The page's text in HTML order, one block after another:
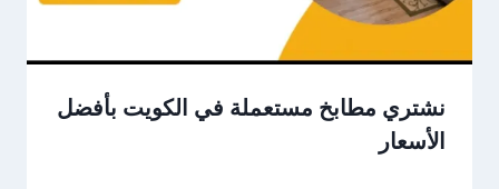
نشتري مطابخ مستعملة في الكويت بأفضل
الأسعار